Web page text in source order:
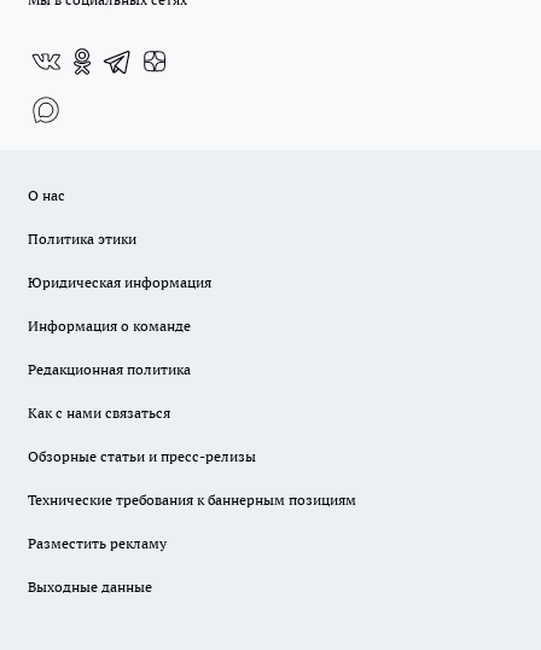
О нас
Политика этики
Юридическая информация
Информация о команде
Редакционная политика
Как с нами связаться
Обзорные статьи и пресс-релизы
Технические требования к баннерным позициям
Разместить рекламу
Выходные данные